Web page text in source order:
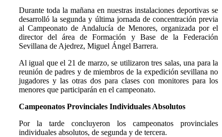
Durante toda la mañana en nuestras instalaciones deportivas se
desarrolló la segunda y última jornada de concentración previa
al Campeonato de Andalucía de Menores, organizada por el
director del área de Formación y Base de la Federación
Sevillana de Ajedrez, Miguel Ángel Barrera.
Al igual que el 21 de marzo, se utilizaron tres salas, una para la
reunión de padres y de miembros de la expedición sevillana no
jugadores y las otras dos para clases con monitores para los
menores que participarán en el campeonato.
Campeonatos Provinciales Individuales Absolutos
Por la tarde concluyeron los campeonatos provinciales
individuales absolutos, de segunda y de tercera.